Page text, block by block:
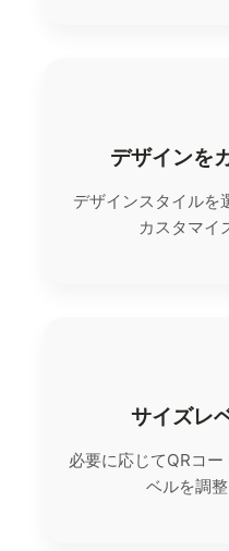
デザインを
デザインスタイルを
カスタマイ
サイズレ
必要に応じてQRコ
ベルを調整